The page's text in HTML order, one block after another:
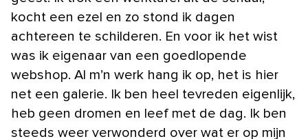
kocht een ezel en zo stond ik dagen
achtereen te schilderen. En voor ik het wist
was ik eigenaar van een goedlopende
webshop. Al m’n werk hang ik op, het is hier
net een galerie. Ik ben heel tevreden eigenlijk,
heb geen dromen en leef met de dag. Ik ben
steeds weer verwonderd over wat er op mijn